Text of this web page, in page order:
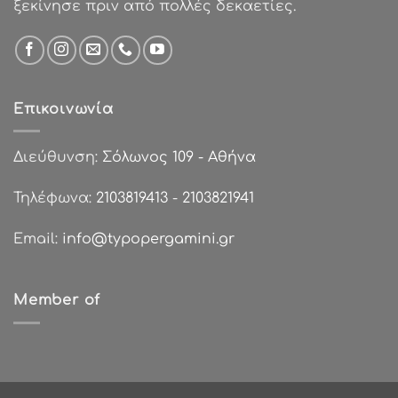
ξεκίνησε πριν από πολλές δεκαετίες.
Επικοινωνία
Διεύθυνση: Σόλωνος 109 - Αθήνα
Τηλέφωνα: 2103819413 - 2103821941
Email: info@typopergamini.gr
Member of